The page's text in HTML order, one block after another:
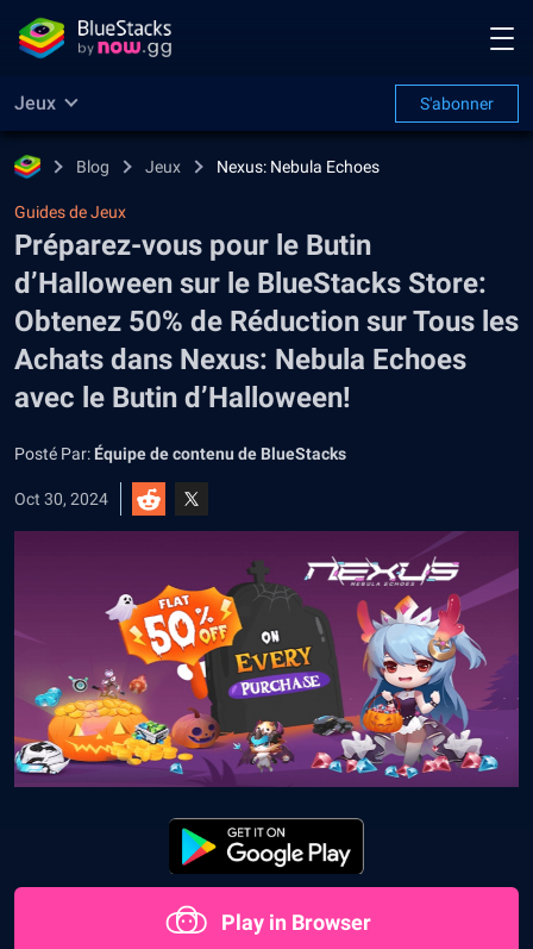
Jeux S'abonner
Blog Jeux Nexus: Nebula Echoes
Guides de Jeux
Préparez-vous pour le Butin
d’Halloween sur le BlueStacks Store:
Obtenez 50% de Réduction sur Tous les
Achats dans Nexus: Nebula Echoes
avec le Butin d’Halloween!
Posté Par: Équipe de contenu de BlueStacks
Oct 30, 2024
Play in Browser